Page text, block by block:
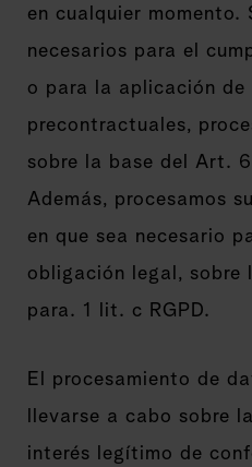
en cualquier momento.
necesarios para el
o para la aplicación de
precontractuales,
sobre la base del Art.
Además, procesamos
en que sea necesario
obligación legal, sobre
para. 1 lit. c RGPD.
El procesamiento de
llevarse a cabo sobre
interés legítimo de